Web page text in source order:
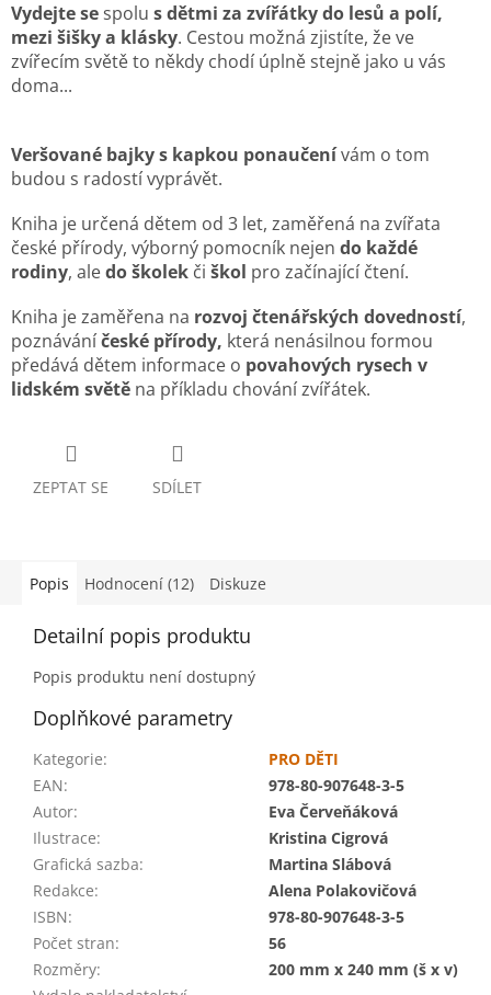
Vydejtese spolu s dětmi za zvířátky do lesů a polí,
mezi šišky a klásky. Cestou možná zjistíte, že ve
zvířecím světě to někdy chodí úplně stejně jako u vás
doma...
Veršované bajky s kapkou ponaučenívám o tom
budou s radostí vyprávět.
Kniha je určená dětem od 3 let, zaměřená na zvířata
české přírody, výborný pomocník nejen do každé
rodiny, aledo školek či škol pro začínající čtení.
Kniha je zaměřena na rozvoj čtenářských dovedností,
poznáváníčeské přírody, která nenásilnou formou
předává dětem informace o povahových rysech v
lidském světě na příkladu chování zvířátek.
ZEPTAT SE SDÍLET
Popis Hodnocení (12) Diskuze
Detailní popis produktu
Popis produktu není dostupný
Doplňkové parametry
Kategorie:
PRO DĚTI
EAN:
978-80-907648-3-5
Autor:
Eva Červeňáková
Ilustrace:
Kristina Cigrová
Grafická sazba:
Martina Slábová
Redakce:
Alena Polakovičová
ISBN:
978-80-907648-3-5
Počet stran:
56
Rozměry:
200 mm x 240 mm (š x v)